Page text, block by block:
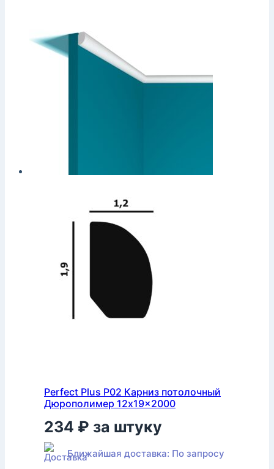
Perfect Plus P02 Карниз потолочный
Дюрополимер 12x19x2000
234 ₽ за штуку
Ближайшая доставка: По запросу